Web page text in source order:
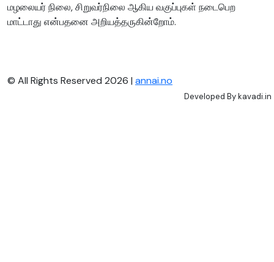
மழலையர் நிலை, சிறுவர்நிலை ஆகிய வகுப்புகள் நடைபெற
மாட்டாது என்பதனை அறியத்தருகின்றோம்.
© All Rights Reserved 2026 | annai.no
Developed Bykavadi.in